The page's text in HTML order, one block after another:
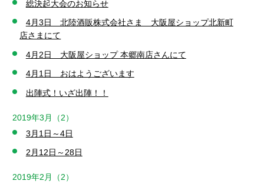
総決起大会のお知らせ
4月3日 北陸酒販株式会社さま 大阪屋ショップ北新町
店さまにて
4月2日 大阪屋ショップ 本郷南店さんにて
4月1日 おはようございます
出陣式！いざ出陣！！
2019年3月（2）
3月1日～4日
2月12日～28日
2019年2月（2）